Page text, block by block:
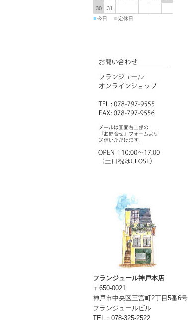
30
31
■今日 ■ 定休日
フランジュール神戸本店
〒650-0021
神戸市中央区三宮町2丁目5番6号
フランジュールビル
TEL：078-325-2522